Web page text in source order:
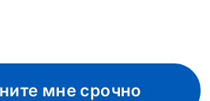
мне срочно